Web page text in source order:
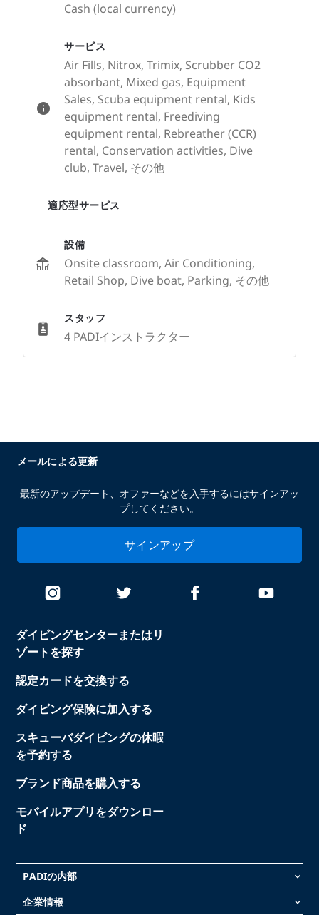
サービス
Air Fills, Nitrox, Trimix, Scrubber CO2
absorbant, Mixed gas, Equipment
Sales, Scuba equipment rental, Kids
equipment rental, Freediving
equipment rental, Rebreather (CCR)
rental, Conservation activities, Dive
club, Travel, その他
適応型サービス
設備
Onsite classroom, Air Conditioning,
Retail Shop, Dive boat, Parking, その他
スタッフ
4 PADIインストラクター
Cash (local currency)
ダイビングセンターまたはリ
ゾートを探す
認定カードを交換する
ダイビング保険に加入する
スキューバダイビングの休暇
を予約する
ブランド商品を購入する
モバイルアプリをダウンロー
ド
PADIの内部 keyboard_arrow_down
企業情報 keyboard_arrow_down
メールによる更新
最新のアップデート、オファーなどを入手するにはサインアッ
プしてください。
サインアップ